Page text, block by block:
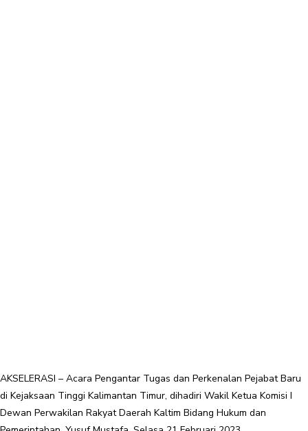
AKSELERASI – Acara Pengantar Tugas dan Perkenalan Pejabat Baru
di Kejaksaan Tinggi Kalimantan Timur, dihadiri Wakil Ketua Komisi I
Dewan Perwakilan Rakyat Daerah Kaltim Bidang Hukum dan